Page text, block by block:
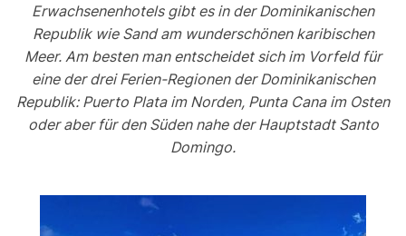
Erwachsenenhotels gibt es in der Dominikanischen
Republik wie Sand am wunderschönen karibischen
Meer. Am besten man entscheidet sich im Vorfeld für
eine der drei Ferien-Regionen der Dominikanischen
Republik: Puerto Plata im Norden, Punta Cana im Osten
oder aber für den Süden nahe der Hauptstadt Santo
Domingo.